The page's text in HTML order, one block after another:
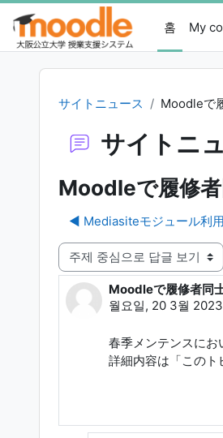
메인 콘텐츠로 건너뛰기
홈
My
サイトニュース Moodleで
サイトニ
Moodleで履修
◀︎ Mediasiteモジュール利
표시 모드
Moodleで履修者同
월요일, 20 3월
Number of replies: 1
春季メンテンスにお
詳細内容は「このト